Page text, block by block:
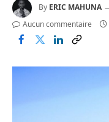
By ERIC MAHUNA
Aucun commentaire